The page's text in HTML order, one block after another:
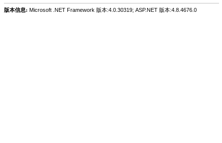
版本信息: Microsoft .NET Framework 版本:4.0.30319; ASP.NET 版本:4.8.4676.0